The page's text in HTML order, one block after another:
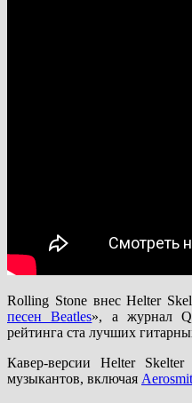
Rolling Stone внес Helter
песен Beatles», а журнал Q
рейтинга ста лучших
Кавер-версии Helter
музыкантов, включая